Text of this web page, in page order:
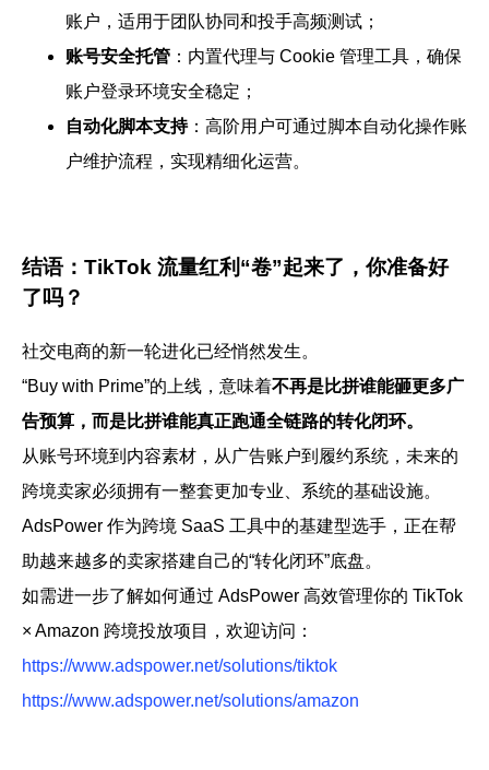
账户，适用于团队协同和投手高频测试；
账号安全托管 ：内置代理与 Cookie 管理工具，确保
账户登录环境安全稳定；
自动化脚本支持：高阶用户可通过脚本自动化操作账
户维护流程，实现精细化运营。
结语：TikTok 流量红利“卷”起来了，你准备好
了吗？
社交电商的新一轮进化已经悄然发生。
“Buy with Prime”的上线，意味着不再是比拼谁能砸更多广
告预算，而是比拼谁能真正跑通全链路的转化闭环。
从账号环境到内容素材，从广告账户到履约系统，未来的
跨境卖家必须拥有一整套更加专业、系统的基础设施。
AdsPower 作为跨境 SaaS 工具中的基建型选手，正在帮
助越来越多的卖家搭建自己的“转化闭环”底盘。
如需进一步了解如何通过 AdsPower 高效管理你的 TikTok
× Amazon 跨境投放项目，欢迎访问：
https://www.adspower.net/solutions/tiktok
https://www.adspower.net/solutions/amazon